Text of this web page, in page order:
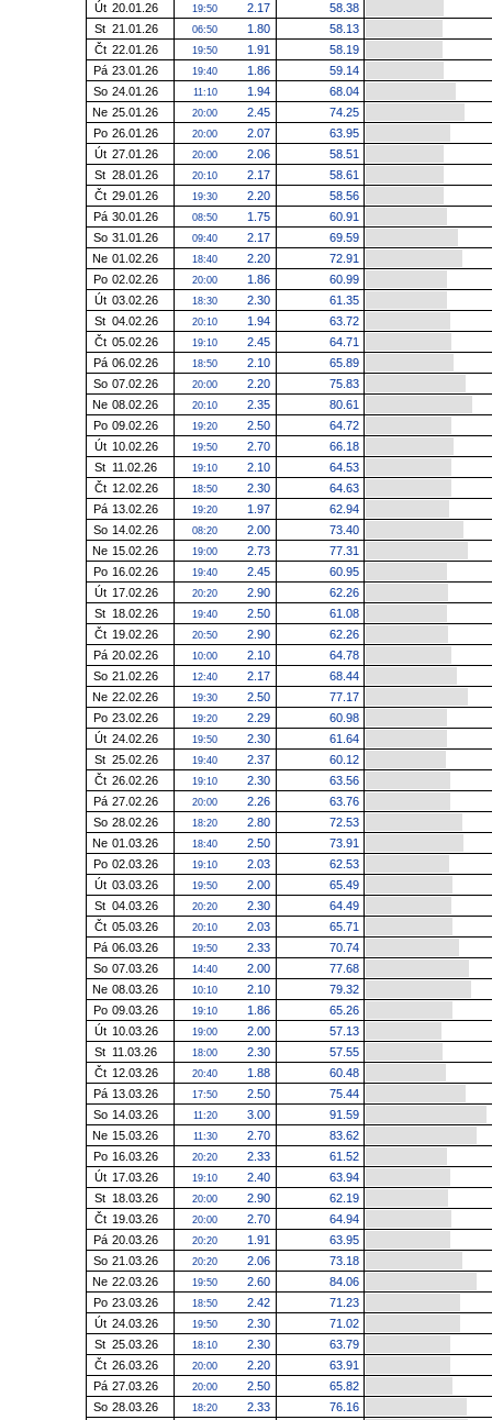
Út 20.01.26 19:50 2.17
58.38
St 21.01.26 06:50 1.80
58.13
Čt 22.01.26 19:50 1.91
58.19
Pá 23.01.26 19:40 1.86
59.14
So 24.01.26 11:10 1.94
68.04
Ne 25.01.26 20:00 2.45
74.25
Po 26.01.26 20:00 2.07
63.95
Út 27.01.26 20:00 2.06
58.51
St 28.01.26 20:10 2.17
58.61
Čt 29.01.26 19:30 2.20
58.56
Pá 30.01.26 08:50 1.75
60.91
So 31.01.26 09:40 2.17
69.59
Ne 01.02.26 18:40 2.20
72.91
Po 02.02.26 20:00 1.86
60.99
Út 03.02.26 18:30 2.30
61.35
St 04.02.26 20:10 1.94
63.72
Čt 05.02.26 19:10 2.45
64.71
Pá 06.02.26 18:50 2.10
65.89
So 07.02.26 20:00 2.20
75.83
Ne 08.02.26 20:10 2.35
80.61
Po 09.02.26 19:20 2.50
64.72
Út 10.02.26 19:50 2.70
66.18
St 11.02.26 19:10 2.10
64.53
Čt 12.02.26 18:50 2.30
64.63
Pá 13.02.26 19:20 1.97
62.94
So 14.02.26 08:20 2.00
73.40
Ne 15.02.26 19:00 2.73
77.31
Po 16.02.26 19:40 2.45
60.95
Út 17.02.26 20:20 2.90
62.26
St 18.02.26 19:40 2.50
61.08
Čt 19.02.26 20:50 2.90
62.26
Pá 20.02.26 10:00 2.10
64.78
So 21.02.26 12:40 2.17
68.44
Ne 22.02.26 19:30 2.50
77.17
Po 23.02.26 19:20 2.29
60.98
Út 24.02.26 19:50 2.30
61.64
St 25.02.26 19:40 2.37
60.12
Čt 26.02.26 19:10 2.30
63.56
Pá 27.02.26 20:00 2.26
63.76
So 28.02.26 18:20 2.80
72.53
Ne 01.03.26 18:40 2.50
73.91
Po 02.03.26 19:10 2.03
62.53
Út 03.03.26 19:50 2.00
65.49
St 04.03.26 20:20 2.30
64.49
Čt 05.03.26 20:10 2.03
65.71
Pá 06.03.26 19:50 2.33
70.74
So 07.03.26 14:40 2.00
77.68
Ne 08.03.26 10:10 2.10
79.32
Po 09.03.26 19:10 1.86
65.26
Út 10.03.26 19:00 2.00
57.13
St 11.03.26 18:00 2.30
57.55
Čt 12.03.26 20:40 1.88
60.48
Pá 13.03.26 17:50 2.50
75.44
So 14.03.26 11:20 3.00
91.59
Ne 15.03.26 11:30 2.70
83.62
Po 16.03.26 20:20 2.33
61.52
Út 17.03.26 19:10 2.40
63.94
St 18.03.26 20:00 2.90
62.19
Čt 19.03.26 20:00 2.70
64.94
Pá 20.03.26 20:20 1.91
63.95
So 21.03.26 20:20 2.06
73.18
Ne 22.03.26 19:50 2.60
84.06
Po 23.03.26 18:50 2.42
71.23
Út 24.03.26 19:50 2.30
71.02
St 25.03.26 18:10 2.30
63.79
Čt 26.03.26 20:00 2.20
63.91
Pá 27.03.26 20:00 2.50
65.82
So 28.03.26 18:20 2.33
76.16